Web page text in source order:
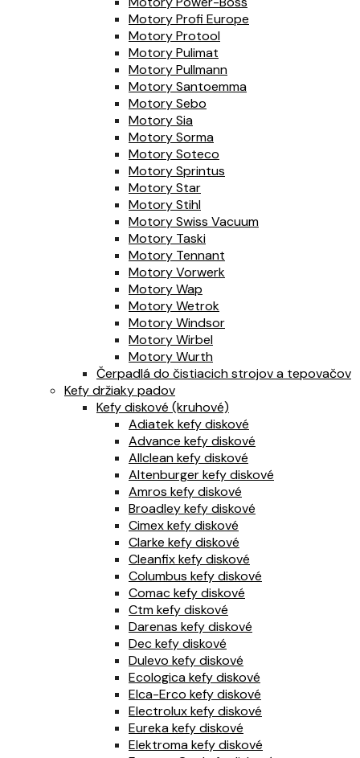
Motory Profi Europe
Motory Protool
Motory Pulimat
Motory Pullmann
Motory Santoemma
Motory Sebo
Motory Sia
Motory Sorma
Motory Soteco
Motory Sprintus
Motory Star
Motory Stihl
Motory Swiss Vacuum
Motory Taski
Motory Tennant
Motory Vorwerk
Motory Wap
Motory Wetrok
Motory Windsor
Motory Wirbel
Motory Wurth
Čerpadlá do čistiacich strojov a tepovačov
Kefy držiaky padov
Kefy diskové (kruhové)
Adiatek kefy diskové
Advance kefy diskové
Allclean kefy diskové
Altenburger kefy diskové
Amros kefy diskové
Broadley kefy diskové
Cimex kefy diskové
Clarke kefy diskové
Cleanfix kefy diskové
Columbus kefy diskové
Comac kefy diskové
Ctm kefy diskové
Darenas kefy diskové
Dec kefy diskové
Dulevo kefy diskové
Ecologica kefy diskové
Elca-Erco kefy diskové
Electrolux kefy diskové
Eureka kefy diskové
Elektroma kefy diskové